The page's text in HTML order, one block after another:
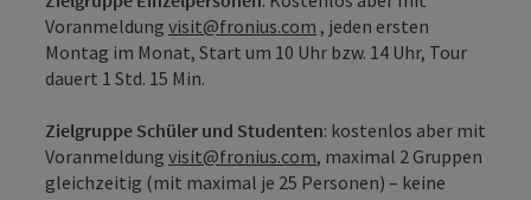
Voranmeldung visit@fronius.com , jeden ersten
Montag im Monat, Start um 10 Uhr bzw. 14 Uhr, Tour
dauert 1 Std. 15 Min.
Zielgruppe Schüler und Studenten: kostenlos aber mit
Voranmeldung visit@fronius.com, maximal 2 Gruppen
gleichzeitig (mit maximal je 25 Personen) – keine